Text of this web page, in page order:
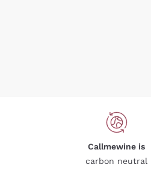
Callmewine is
carbon neutral